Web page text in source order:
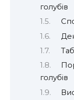
голубів
голубів